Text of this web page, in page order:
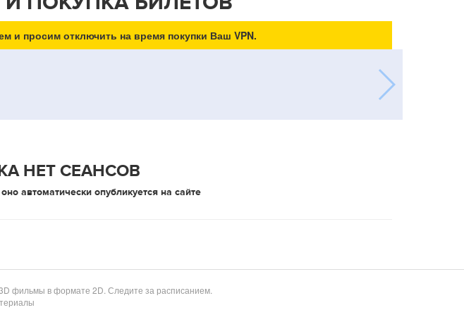
и просим отключить на время покупки Ваш VPN.
НЕТ СЕАНСОВ
автоматически опубликуется на сайте
фильмы в формате 2D. Следите за расписанием.